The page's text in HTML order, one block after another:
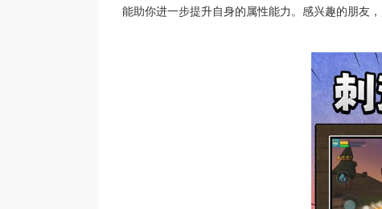
能助你进一步提升自身的属性能力。感兴趣的朋友